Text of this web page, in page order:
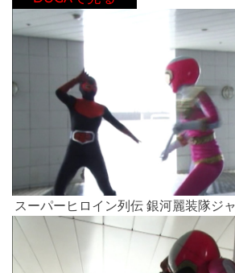
スーパーヒロイン列伝 銀河麗装隊ジ